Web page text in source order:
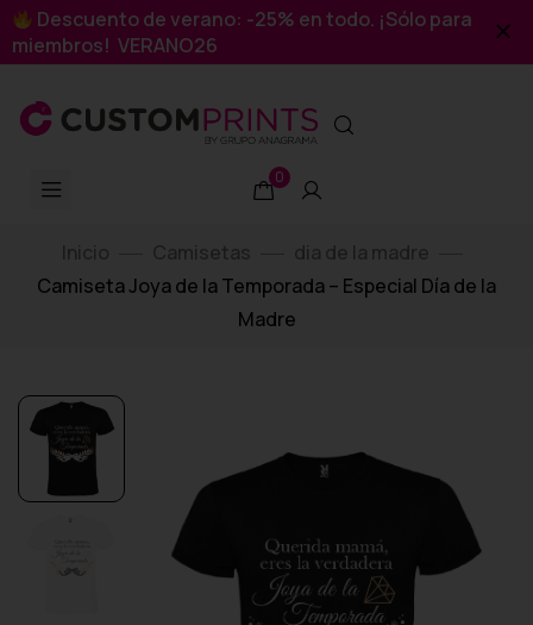
Descuento de verano: -25% en todo. ¡Sólo para
miembros! VERANO26
0
Inicio Camisetas
dia de la madre
Camiseta Joya de la Temporada – Especial Día de la
Madre